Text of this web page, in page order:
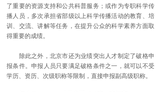
了重要的资源支持和公共科普服务；或作为专职科学传
播人员，多次承担省部级以上科学传播活动的教育、培
训、交流、讲解等任务，在提升公众的科学素养方面取
得重要的成绩。
除此之外，北京市还为业绩突出人才制定了破格申
报条件。申报人员只要满足破格条件之一，就可以不受
学历、资历、次级职称等限制，直接申报副高级职称。